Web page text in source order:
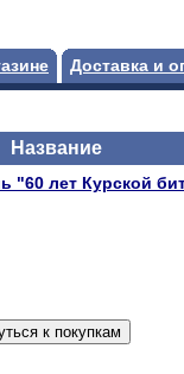
Доставка и
Название
"60 лет Курской